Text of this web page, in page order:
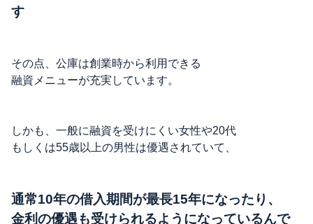
す
その点、公庫は創業時から利用できる
融資メニューが充実しています。
しかも、一般に融資を受けにくい女性や20代
もしくは55歳以上の男性は優遇されていて、
通常10年の借入期間が最長15年になったり、
金利の優遇も受けられるようになっているんで